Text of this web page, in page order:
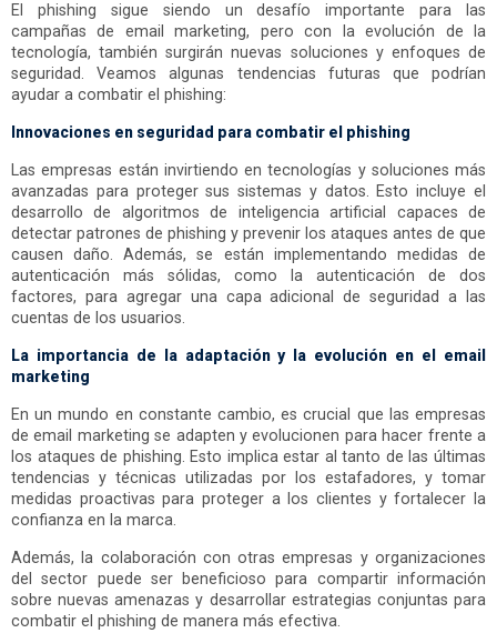
El phishing sigue siendo un desafío importante para las
campañas de email marketing, pero con la evolución de la
tecnología, también surgirán nuevas soluciones y enfoques de
seguridad. Veamos algunas tendencias futuras que podrían
ayudar a combatir el phishing:
Innovaciones en seguridad para combatir el phishing
Las empresas están invirtiendo en tecnologías y soluciones más
avanzadas para proteger sus sistemas y datos. Esto incluye el
desarrollo de algoritmos de inteligencia artificial capaces de
detectar patrones de phishing y prevenir los ataques antes de que
causen daño. Además, se están implementando medidas de
autenticación más sólidas, como la autenticación de dos
factores, para agregar una capa adicional de seguridad a las
cuentas de los usuarios.
La importancia de la adaptación y la evolución en el email
marketing
En un mundo en constante cambio, es crucial que las empresas
de email marketing se adapten y evolucionen para hacer frente a
los ataques de phishing. Esto implica estar al tanto de las últimas
tendencias y técnicas utilizadas por los estafadores, y tomar
medidas proactivas para proteger a los clientes y fortalecer la
confianza en la marca.
Además, la colaboración con otras empresas y organizaciones
del sector puede ser beneficioso para compartir información
sobre nuevas amenazas y desarrollar estrategias conjuntas para
combatir el phishing de manera más efectiva.